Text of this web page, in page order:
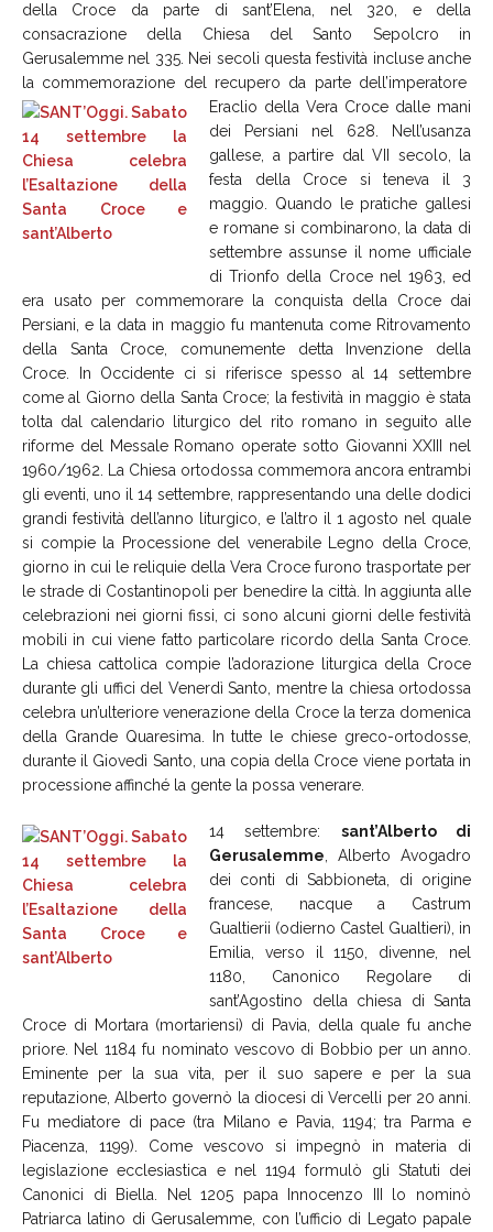
della Croce da parte di sant’Elena, nel 320, e della
consacrazione della Chiesa del Santo Sepolcro in
Gerusalemme nel 335. Nei secoli questa festività incluse anche
la commemorazione del recupero da parte dell’imperatore
Eraclio della Vera Croce dalle mani
dei Persiani nel 628. Nell’usanza
gallese, a partire dal VII secolo, la
festa della Croce si teneva il 3
maggio. Quando le pratiche gallesi
e romane si combinarono, la data di
settembre assunse il nome ufficiale
di Trionfo della Croce nel 1963, ed
era usato per commemorare la conquista della Croce dai
Persiani, e la data in maggio fu mantenuta come Ritrovamento
della Santa Croce, comunemente detta Invenzione della
Croce. In Occidente ci si riferisce spesso al 14 settembre
come al Giorno della Santa Croce; la festività in maggio è stata
tolta dal calendario liturgico del rito romano in seguito alle
riforme del Messale Romano operate sotto Giovanni XXIII nel
1960/1962. La Chiesa ortodossa commemora ancora entrambi
gli eventi, uno il 14 settembre, rappresentando una delle dodici
grandi festività dell’anno liturgico, e l’altro il 1 agosto nel quale
si compie la Processione del venerabile Legno della Croce,
giorno in cui le reliquie della Vera Croce furono trasportate per
le strade di Costantinopoli per benedire la città. In aggiunta alle
celebrazioni nei giorni fissi, ci sono alcuni giorni delle festività
mobili in cui viene fatto particolare ricordo della Santa Croce.
La chiesa cattolica compie l’adorazione liturgica della Croce
durante gli uffici del Venerdì Santo, mentre la chiesa ortodossa
celebra un’ulteriore venerazione della Croce la terza domenica
della Grande Quaresima. In tutte le chiese greco-ortodosse,
durante il Giovedì Santo, una copia della Croce viene portata in
processione affinché la gente la possa venerare.
14 settembre: sant’Alberto di
Gerusalemme, Alberto Avogadro
dei conti di Sabbioneta, di origine
francese, nacque a Castrum
Gualtierii (odierno Castel Gualtieri), in
Emilia, verso il 1150, divenne, nel
1180, Canonico Regolare di
sant’Agostino della chiesa di Santa
Croce di Mortara (mortariensi) di Pavia, della quale fu anche
priore. Nel 1184 fu nominato vescovo di Bobbio per un anno.
Eminente per la sua vita, per il suo sapere e per la sua
reputazione, Alberto governò la diocesi di Vercelli per 20 anni.
Fu mediatore di pace (tra Milano e Pavia, 1194; tra Parma e
Piacenza, 1199). Come vescovo si impegnò in materia di
legislazione ecclesiastica e nel 1194 formulò gli Statuti dei
Canonici di Biella. Nel 1205 papa Innocenzo III lo nominò
Patriarca latino di Gerusalemme, con l’ufficio di Legato papale